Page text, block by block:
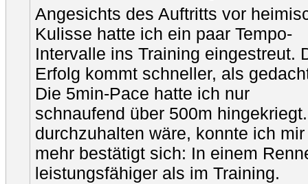
Angesichts des Auftritts vor
Kulisse hatte ich ein paar Tempo-
Intervalle ins Training eingestreut.
Erfolg kommt schneller, als
Die 5min-Pace hatte ich nur
schnaufend über 500m
durchzuhalten wäre, konnte ich
mehr bestätigt sich: In einem
leistungsfähiger als im Training.